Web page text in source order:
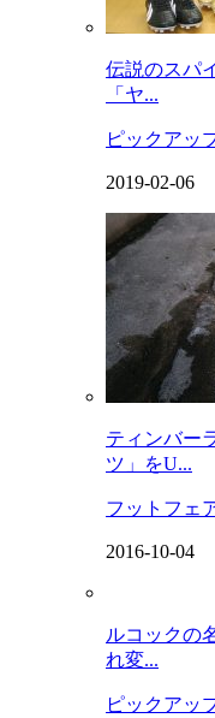
伝説のスパ
「ヤ...
ピックアッ
2019-02-06
ティンバー
ツ」をU...
フットフェ
2016-10-04
ルコックの
れ変...
ピックアッ